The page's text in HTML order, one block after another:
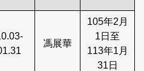
馮展華
105年2月
1日至
113年1月
31日